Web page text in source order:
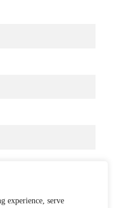
experience, serve